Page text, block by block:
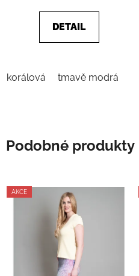
5
DETAIL
korálová tmavě modrá
Podobné produkty
AKCE